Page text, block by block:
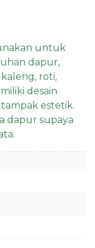
untuk
dapur,
roti,
desain
estetik.
dapur supaya